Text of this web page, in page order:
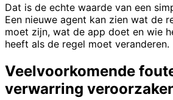
Dat is de echte waarde van een
Een nieuwe agent kan zien wat de
moet zijn, wat de app doet en wie
heeft als de regel moet veranderen.
Veelvoorkomende
verwarring